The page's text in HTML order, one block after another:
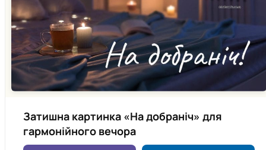
Затишна картинка «На добраніч» для
гармонійного вечора